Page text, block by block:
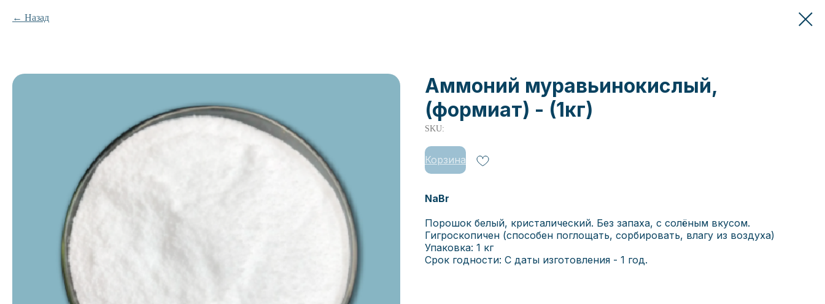
Назад
Аммоний муравьинокислый,
(формиат) - (1кг)
SKU:
Корзина
NaBr
Порошок белый, кристалический. Без запаха, с солёным вкусом.
Гигроскопичен (способен поглощать, сорбировать, влагу из воздуха)
Упаковка: 1 кг
Срок годности: С даты изготовления - 1 год.